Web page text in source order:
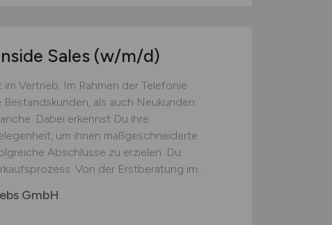
Sales (w/m/d)
Vertrieb. Im Rahmen der Telefonie
als auch Neukunden
Dabei erkennst Du ihre
um ihnen maßgeschneiderte
Abschlüsse zu erzielen. Du
Von der Erstberatung im...
GmbH